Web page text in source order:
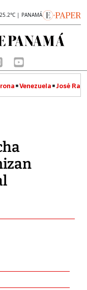
| PANAMÁ
Venezuela José